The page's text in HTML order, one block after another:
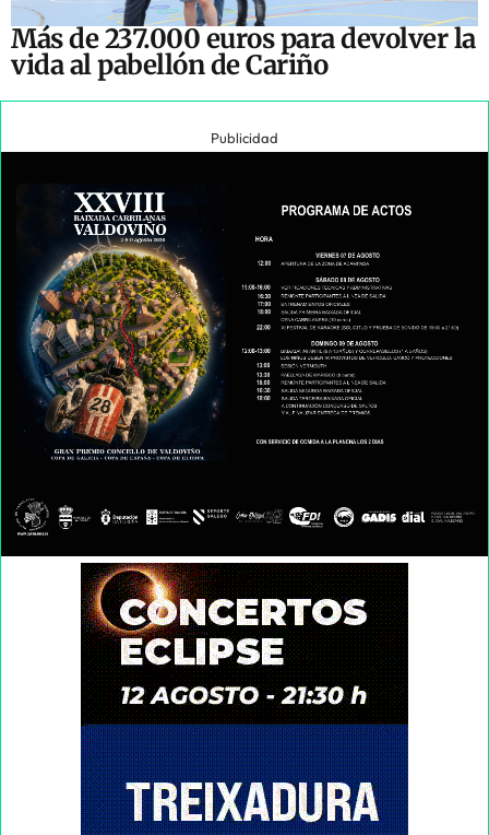
Más de 237.000 euros para devolver la
vida al pabellón de Cariño
Publicidad